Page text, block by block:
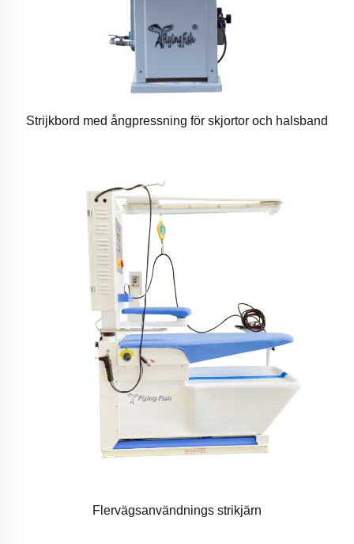
Strijkbord med ångpressning för skjortor och halsband
Flervägsanvändnings strikjärn